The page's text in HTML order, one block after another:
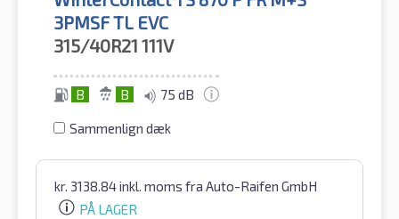
3PMSF TL EVC
315/40R21 111V
B B 75 dB
Sammenlign dæk
kr. 3138.84inkl. moms fra Auto-Raifen GmbH
PÅ LAGER